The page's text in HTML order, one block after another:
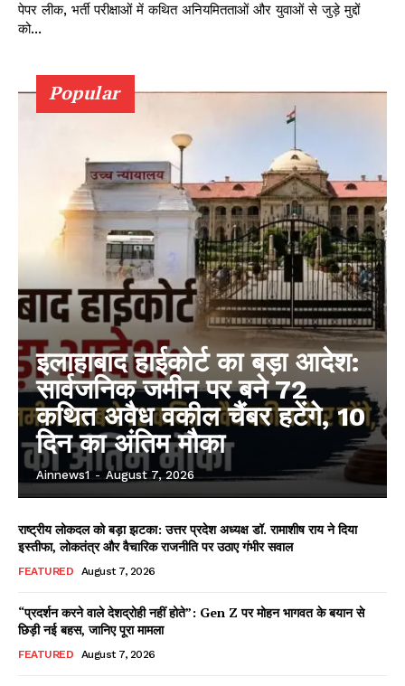
Facebook
X WhatsApp
Share
Read Latest News on AIN
NEWS 1 App
पेपर लीक, भर्ती परीक्षाओं में कथित अनियमितताओं और युवाओं से जुड़े मुद्दों
को...
Popular
इलाहाबाद हाईकोर्ट का बड़ा आदेश:
सार्वजनिक जमीन पर बने 72
कथित अवैध वकील चैंबर हटेंगे, 10
दिन का अंतिम मौका
Ainnews1 - August 7, 2026
राष्ट्रीय लोकदल को बड़ा झटका: उत्तर प्रदेश अध्यक्ष डॉ. रामाशीष राय ने दिया
इस्तीफा, लोकतंत्र और वैचारिक राजनीति पर उठाए गंभीर सवाल
FEATURED August 7, 2026
“प्रदर्शन करने वाले देशद्रोही नहीं होते”: Gen Z पर मोहन भागवत के बयान से
छिड़ी नई बहस, जानिए पूरा मामला
FEATURED August 7, 2026